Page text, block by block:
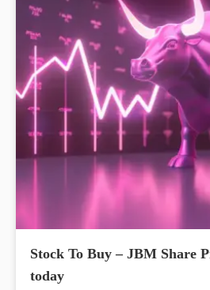
Stock To Buy – JBM Share
today